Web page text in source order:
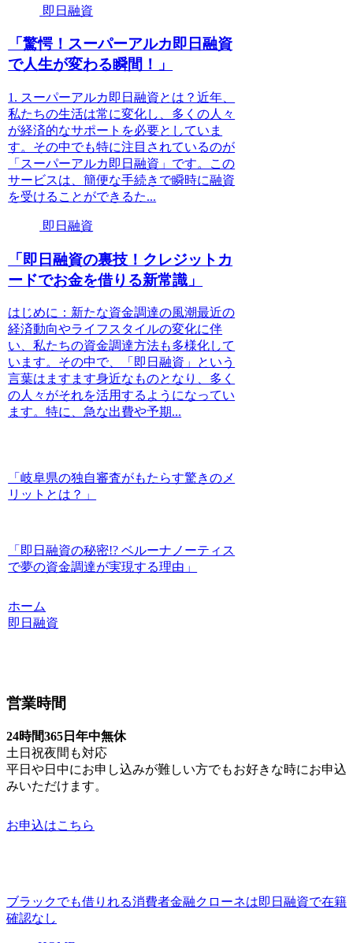
即日融資
「驚愕！スーパーアルカ即日融資
で人生が変わる瞬間！」
1. スーパーアルカ即日融資とは？近年、
私たちの生活は常に変化し、多くの人々
が経済的なサポートを必要としていま
す。その中でも特に注目されているのが
「スーパーアルカ即日融資」です。この
サービスは、簡便な手続きで瞬時に融資
を受けることができるた...
即日融資
「即日融資の裏技！クレジットカ
ードでお金を借りる新常識」
はじめに：新たな資金調達の風潮最近の
経済動向やライフスタイルの変化に伴
い、私たちの資金調達方法も多様化して
います。その中で、「即日融資」という
言葉はますます身近なものとなり、多く
の人々がそれを活用するようになってい
ます。特に、急な出費や予期...
「岐阜県の独自審査がもたらす驚きのメ
リットとは？」
「即日融資の秘密!? ベルーナノーティス
で夢の資金調達が実現する理由」
ホーム
即日融資
営業時間
24時間365日年中無休
土日祝夜間も対応
平日や日中にお申し込みが難しい方でもお好きな時にお申込
みいただけます。
お申込はこちら
ブラックでも借りれる消費者金融クローネは即日融資で在籍
確認なし